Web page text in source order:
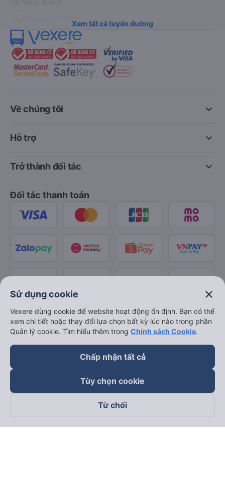
Xem tất cả tuyến đường
keyboard_arrow_down
Về chúng tôi
keyboard_arrow_down
Hỗ trợ
keyboard_arrow_down
Trở thành đối tác
Đối tác thanh toán
Theo dõi chúng tôi trên
Sử dụng cookie close
Vexere dùng cookie để website hoạt động ổn định. Bạn có thể
xem chi tiết hoặc thay đổi lựa chọn bất kỳ lúc nào trong phần
Quản lý cookie. Tìm hiểu thêm trong Chính sách Cookie.
Chấp nhận tất cả
Tùy chọn cookie
Từ chối